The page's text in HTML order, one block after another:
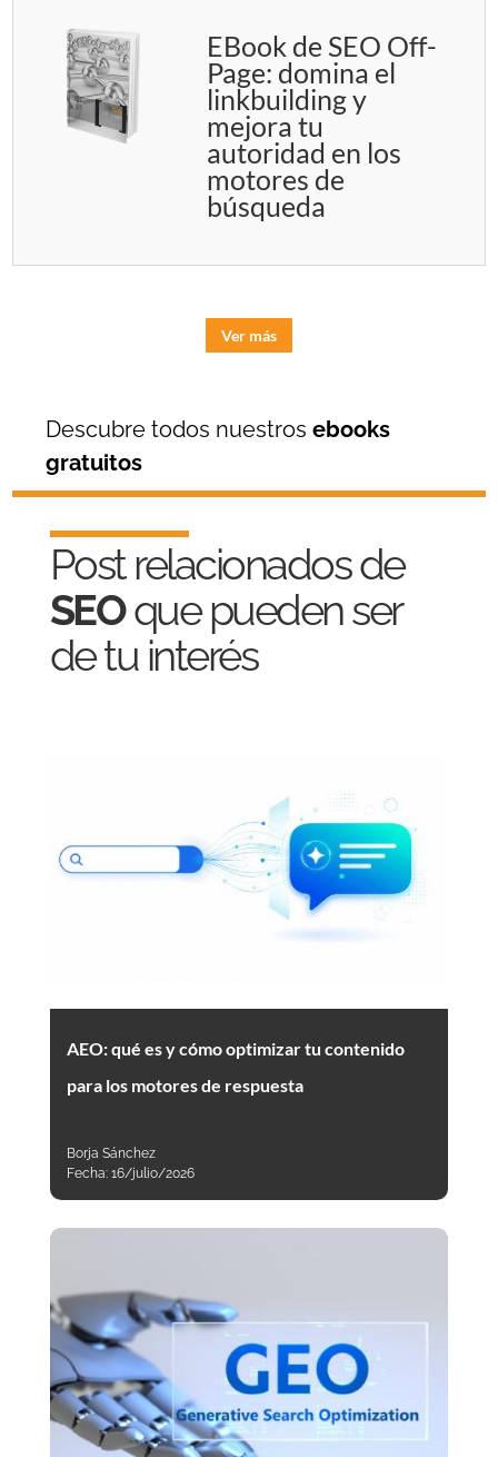
EBook de SEO Off-
Page: domina el
linkbuilding y
mejora tu
autoridad en los
motores de
búsqueda
Ver más
Descubre todos nuestrosebooks
gratuitos
Post relacionados de
SEOque pueden ser
de tu interés
AEO: qué es y cómo optimizar tu contenido
para los motores de respuesta
Borja Sánchez
Fecha: 16/julio/2026